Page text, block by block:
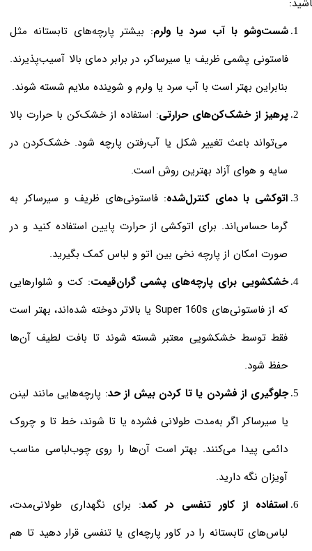
شست‌وشو با آب سرد یا ولرم: بیشتر پارچه‌های تابستانه مثل
فاستونی پشمی ظریف یا سیرساکر، در برابر دمای بالا آسیب‌پذیرند.
بنابراین بهتر است با آب سرد یا ولرم و شوینده ملایم شسته شوند.
پرهیز از خشک‌کن‌های حرارتی: استفاده از خشک‌کن با حرارت بالا
می‌تواند باعث تغییر شکل یا آب‌رفتن پارچه شود. خشک‌کردن در
سایه و هوای آزاد بهترین روش است.
اتوکشی با دمای کنترل‌شده: فاستونی‌های ظریف و سیرساکر به
گرما حساس‌اند. برای اتوکشی از حرارت پایین استفاده کنید و در
صورت امکان از پارچه نخی بین اتو و لباس کمک بگیرید.
خشکشویی برای پارچه‌های پشمی گران‌قیمت: کت‌ و شلوارهایی
که از فاستونی‌های Super 160s یا بالاتر دوخته شده‌اند، بهتر است
فقط توسط خشکشویی معتبر شسته شوند تا بافت لطیف آن‌ها
حفظ شود.
جلوگیری از فشردن یا تا کردن بیش از حد: پارچه‌هایی مانند لینن
یا سیرساکر اگر به‌مدت طولانی فشرده یا تا شوند، خط تا و چروک
دائمی پیدا می‌کنند. بهتر است آن‌ها را روی چوب‌لباسی مناسب
آویزان نگه دارید.
استفاده از کاور تنفسی در کمد: برای نگهداری طولانی‌مدت،
لباس‌های تابستانه را در کاور پارچه‌ای یا تنفسی قرار دهید تا هم